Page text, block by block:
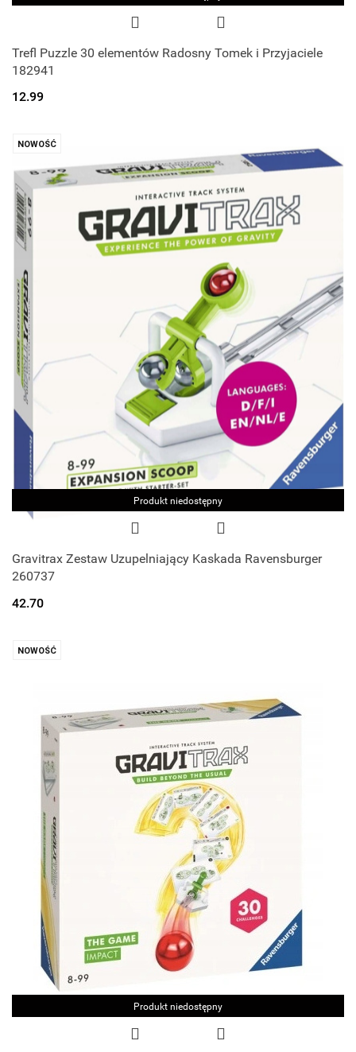
Trefl Puzzle 30 elementów Radosny Tomek i Przyjaciele
182941
12.99
NOWOŚĆ
Produkt niedostępny
Gravitrax Zestaw Uzupelniający Kaskada Ravensburger
260737
42.70
NOWOŚĆ
Produkt niedostępny